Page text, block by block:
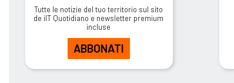
Tutte le notizie del tuo territorio sul sito
de ilT Quotidiano e newsletter premium
incluse
ABBONATI